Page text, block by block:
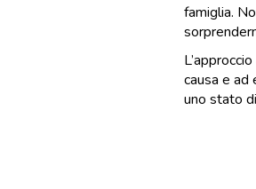
famiglia.
causa e ad
uno stato